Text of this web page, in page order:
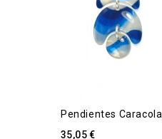
Pendientes Caracola
35,05 €